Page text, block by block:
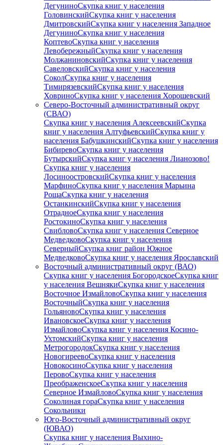
ДегуниноСкупка книг у населения
ГоловинскийСкупка книг у населения
ДмитровскийСкупка книг у населения Западное
ДегуниноСкупка книг у населения
КоптевоСкупка книг у населения
ЛевобережныйСкупка книг у населения
МолжаниновскийСкупка книг у населения
СавеловскийСкупка книг у населения
СоколСкупка книг у населения
ТимирязевскийСкупка книг у населения
ХовриноСкупка книг у населения Хорошевский
Северо-Восточный административный округ
(СВАО)
Скупка книг у населения АлексеевскийСкупка
книг у населения АлтуфьевскийСкупка книг у
населения БабушкинскийСкупка книг у населения
БибиревоСкупка книг у населения
БутырскийСкупка книг у населения Лианозово!
Скупка книг у населения
ЛосиноостровскийСкупка книг у населения
МарфиноСкупка книг у населения Марьина
РощаСкупка книг у населения
ОстанкинскийСкупка книг у населения
ОтрадноеСкупка книг у населения
РостокиноСкупка книг у населения
СвибловоСкупка книг у населения Северное
МедведковоСкупка книг у населения
СеверныйСкупка книг район Южное
МедведковоСкупка книг у населения Ярославский
Восточный административный округ (ВАО)
Скупка книг у населения БогородскоеСкупка книг
у населения ВешнякиСкупка книг у населения
Восточное ИзмайловоСкупка книг у населения
ВосточныйСкупка книг у населения
ГольяновоСкупка книг у населения
ИвановскоеСкупка книг у населения
ИзмайловоСкупка книг у населения Косино-
УхтомскийСкупка книг у населения
МетрогородокСкупка книг у населения
НовогиреевоСкупка книг у населения
НовокосиноСкупка книг у населения
ПеровоСкупка книг у населения
ПреображенскоеСкупка книг у населения
Северное ИзмайловоСкупка книг у населения
Соколиная гораСкупка книг у населения
Сокольники
Юго-Восточный административный округ
(ЮВАО)
Скупка книг у населения Выхино-